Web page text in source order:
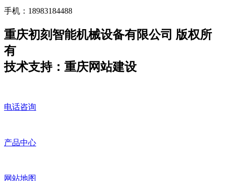
手机：18983184488
重庆初刻智能机械设备有限公司 版权所
有
技术支持：重庆网站建设
电话咨询
产品中心
网站地图